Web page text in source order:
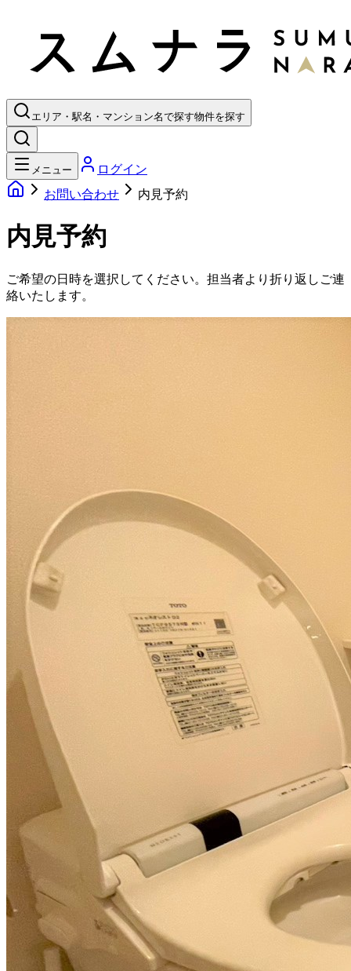
エリア・駅名・マンション名で探す物件を探す
メニュー
ログイン
お問い合わせ
内見予約
内見予約
ご希望の日時を選択してください。担当者より折り返しご連
絡いたします。